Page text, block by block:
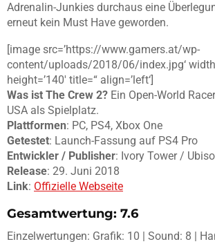
Adrenalin-Junkies durchaus eine
erneut kein Must Have geworden.
[image src=’https://www.gamers.at/wp-
content/uploads/2018/06/index.jpg‘
height=’140′ title=“ align=’left‘]
Was ist The Crew 2? Ein Open-World
USA als Spielplatz.
Plattformen: PC, PS4, Xbox One
Getestet: Launch-Fassung auf PS4 Pro
Entwickler / Publisher: Ivory Tower /
Release: 29. Juni 2018
Link: Offizielle Webseite
Gesamtwertung: 7.6
Einzelwertungen: Grafik: 10 | Sound: 8 |